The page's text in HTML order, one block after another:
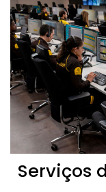
Serviços